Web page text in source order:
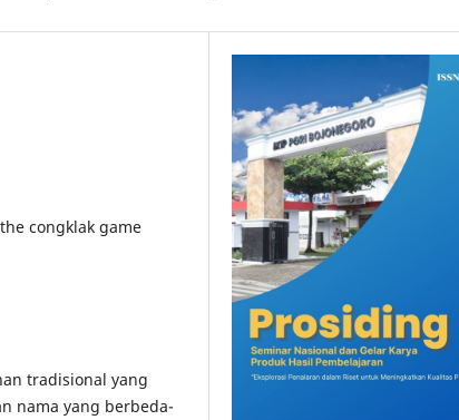
congklak game
tradisional yang
nama yang berbeda-